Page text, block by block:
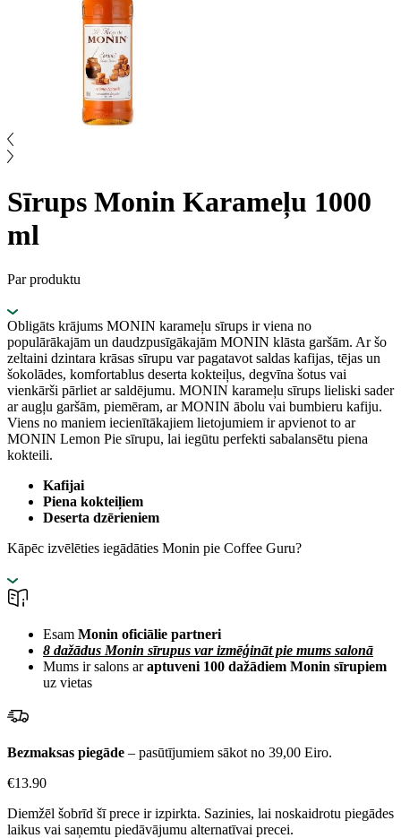
Sīrups Monin Karameļu 1000
ml
Par produktu
Obligāts krājums MONIN karameļu sīrups ir viena no
populārākajām un daudzpusīgākajām MONIN klāsta garšām. Ar šo
zeltaini dzintara krāsas sīrupu var pagatavot saldas kafijas, tējas un
šokolādes, komfortablus deserta kokteiļus, degvīna šotus vai
vienkārši pārliet ar saldējumu. MONIN karameļu sīrups lieliski sader
ar augļu garšām, piemēram, ar MONIN ābolu vai bumbieru kafiju.
Viens no maniem iecienītākajiem lietojumiem ir apvienot to ar
MONIN Lemon Pie sīrupu, lai iegūtu perfekti sabalansētu piena
kokteili.
Kafijai
Piena kokteiļiem
Deserta dzērieniem
Kāpēc izvēlēties iegādāties Monin pie Coffee Guru?
Esam Monin oficiālie partneri
8 dažādus Monin sīrupus var izmēģināt pie mums salonā
Mums ir salons araptuveni 100 dažādiem Monin sīrupiem
uz vietas
Bezmaksas piegāde – pasūtījumiem sākot no 39,00 Eiro.
€13.90
Diemžēl šobrīd šī prece ir izpirkta. Sazinies, lai noskaidrotu piegādes
laikus vai saņemtu piedāvājumu alternatīvai precei.